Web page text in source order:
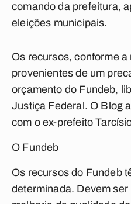
comando da prefeitura,
eleições municipais.
Os recursos, conforme
provenientes de um
orçamento do Fundeb,
Justiça Federal. O Blog
com o ex-prefeito
O Fundeb
Os recursos do Fundeb
determinada. Devem